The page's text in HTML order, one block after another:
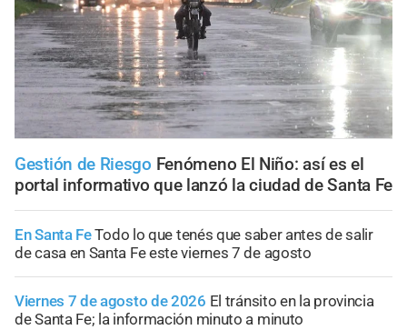
Gestión de Riesgo Fenómeno El Niño: así es el
portal informativo que lanzó la ciudad de Santa Fe
En Santa FeTodo lo que tenés que saber antes de salir
de casa en Santa Fe este viernes 7 de agosto
Viernes 7 de agosto de 2026 El tránsito en la provincia
de Santa Fe; la información minuto a minuto